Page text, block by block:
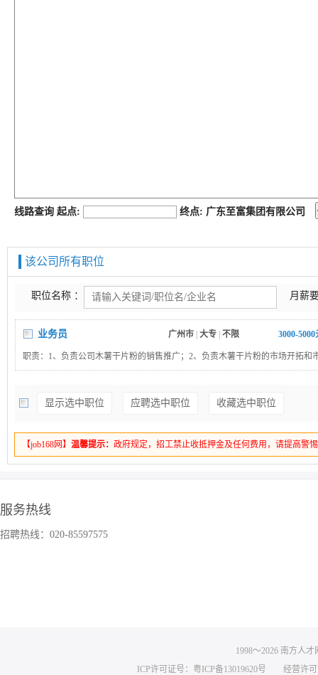
线路查询 起点: 终点: 广东至富集团有限公司
该公司所有职位
职位名称 ： 月薪
业务员 广州市 大专 不限 3000-5000
职责：1、负责公司木薯干片粉的销售推广；2、负责木薯干片粉的市场开拓和
集，负责客户的开发；3、负责客户关系维护，定期进行客户拜访；4、了解公
能力和客户服务意识；3、有驾照，会开车，能接受外出拜访，有自驾车优先
贴、工龄补贴等；3、带薪假期：法定节假日、年假、婚假、产假、陪产假、
其他：嘉年华春节晚会、文化娱乐活动、下午茶等。有提成,带薪年假,五险,另
销售利润双计提！
显示选中职位 应聘选中职位 收藏选中职位
【job168网】 温馨提示： 政府规定，招工禁止收抵押金及任何费用，请提高警
服务热线
招聘热线：020-85597575
1998～2026 南方人才
ICP许可证号：粤ICP备13019620号 经营许可